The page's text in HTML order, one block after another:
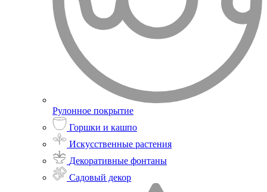
Рулонное покрытие
Горшки и кашпо
Искусственные растения
Декоративные фонтаны
Садовый декор